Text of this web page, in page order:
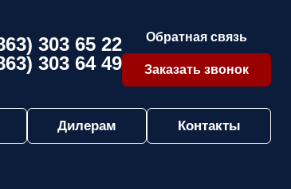
303 65 22
303 64 49
Обратная связь
Заказать звонок
Дилерам Контакты